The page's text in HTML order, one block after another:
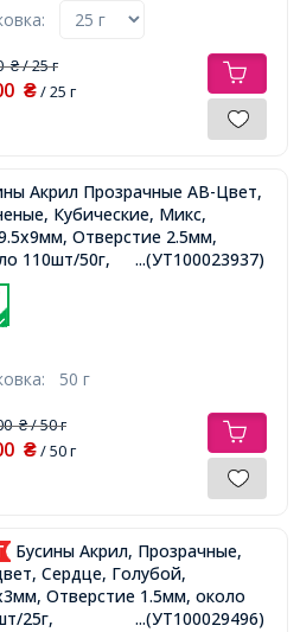
₴/ 25 г
₴/ 25 г
Акрил Прозрачные АВ-Цвет,
Кубические, Микс,
Отверстие 2.5мм,
110шт/50г,
...(УТ100023937)
50 г
₴/ 50 г
₴/ 50 г
Бусины Акрил, Прозрачные,
Сердце, Голубой,
Отверстие 1.5мм, около
25г,
...(УТ100029496)